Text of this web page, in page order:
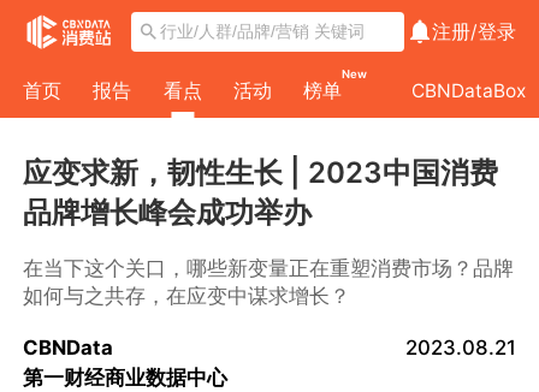
注册/登录
首页 报告 看点 活动 榜单
New
CBNDataBox
应变求新，韧性生长 | 2023中国消费
品牌增长峰会成功举办
在当下这个关口，哪些新变量正在重塑消费市场？品牌
如何与之共存，在应变中谋求增长？
CBNData
第一财经商业数据中心
2023.08.21